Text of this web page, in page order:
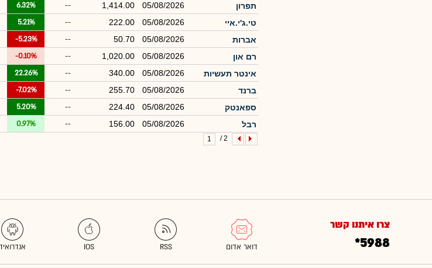
תפרון
05/08/2026
1,414.00
--
6.32%
טי.ג'י.איי
05/08/2026
222.00
--
5.21%
אברות
05/08/2026
50.70
--
-5.23%
רם און
05/08/2026
1,020.00
--
-0.10%
אינטר תעשיות
05/08/2026
340.00
--
22.26%
ברנד
05/08/2026
255.70
--
-7.02%
ספאנטק
05/08/2026
224.40
--
5.20%
רבל
05/08/2026
156.00
--
0.97%
2 /
1
צרו איתנו קשר
*5988